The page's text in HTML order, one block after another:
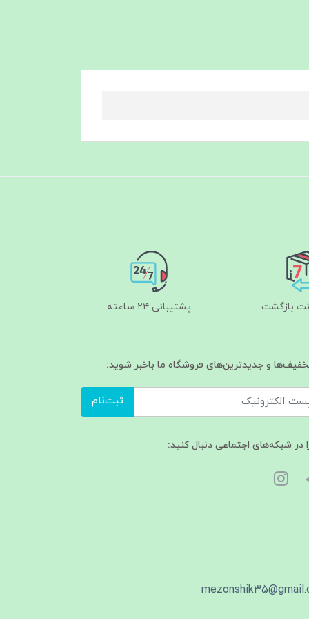
پشتیبانی ۲۴ ساعته
و جدیدترین‌های فروشگاه ما باخبر شوید:
ثبت‌نام
در شبکه‌های اجتماعی دنبال کنید: